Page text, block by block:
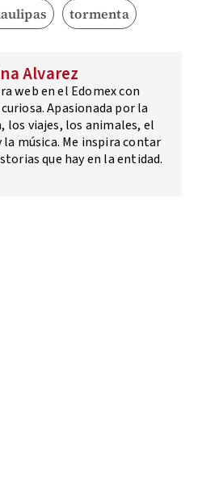
tormenta
Alvarez
web en el Edomex con
Apasionada por la
los viajes, los animales, el
la música. Me inspira contar
que hay en la entidad.